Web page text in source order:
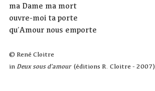
ma Dame ma mort
ouvre-moi ta porte
qu’Amour nous emporte
© René Cloitre
inDeux sous d'amour(éditions R. Cloitre - 2007)